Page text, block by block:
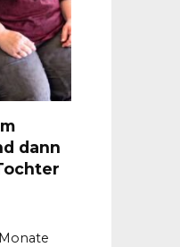
dann